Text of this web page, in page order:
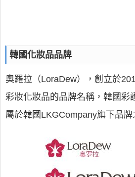
韓國化妝品品牌
奧羅拉（LoraDew），創立於
彩妝化妝品的品牌名稱，韓國彩
屬於韓國LKGCompany旗下品牌